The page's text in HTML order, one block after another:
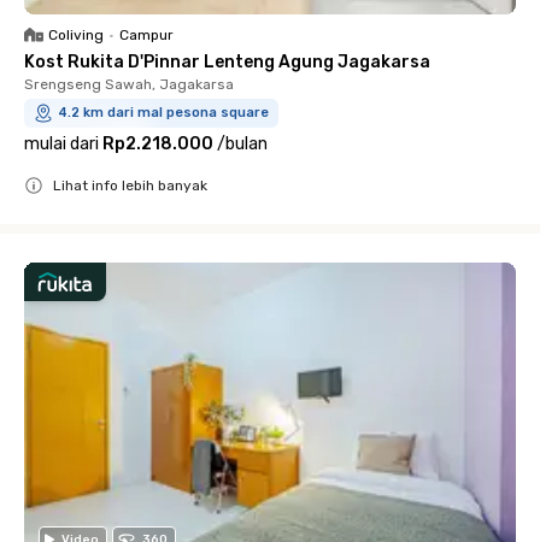
Coliving • Campur
Kost Rukita D'Pinnar Lenteng Agung Jagakarsa
Srengseng Sawah, Jagakarsa
4.2 km dari mal pesona square
mulai dari Rp2.218.000 /bulan
Lihat info lebih banyak